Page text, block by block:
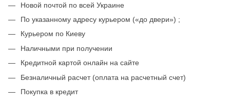
Новой почтой по всей Украине
По указанному адресу курьером («до двери») ;
Курьером по Киеву
Наличными при получении
Кредитной картой онлайн на сайте
Безналичный расчет (оплата на расчетный счет)
Покупка в кредит